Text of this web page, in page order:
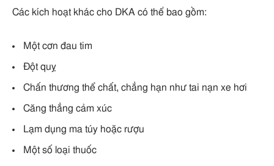
Các kích hoạt khác cho DKA có thể bao gồm:
Một cơn đau tim
Đột quỵ
Chấn thương thể chất, chẳng hạn như tai nạn xe hơi
Căng thẳng cảm xúc
Lạm dụng ma túy hoặc rượu
Một số loại thuốc